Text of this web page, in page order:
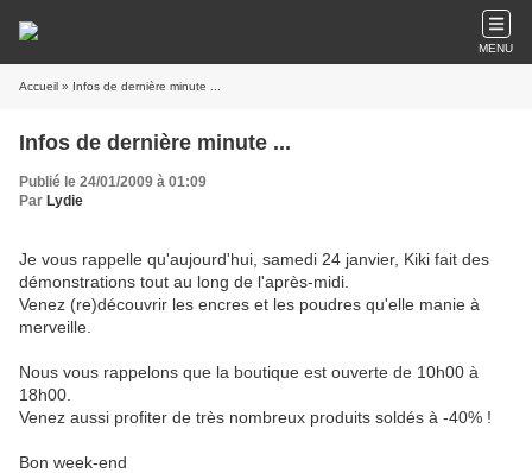
MENU
Accueil » Infos de dernière minute ...
Infos de dernière minute ...
Publié le 24/01/2009 à 01:09
Par Lydie
Je vous rappelle qu'aujourd'hui, samedi 24 janvier, Kiki fait des
démonstrations tout au long de l'après-midi.
Venez (re)découvrir les encres et les poudres qu'elle manie à
merveille.
Nous vous rappelons que la boutique est ouverte de 10h00 à
18h00.
Venez aussi profiter de très nombreux produits soldés à -40% !
Bon week-end